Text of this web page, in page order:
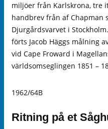
miljöer från Karlskrona, tre
handbrev från af Chapman
Djurgårdsvarvet i
förts Jacob Häggs målning
vid Cape Froward i
världsomseglingen 1851 –
1962/64B
Ritning på et